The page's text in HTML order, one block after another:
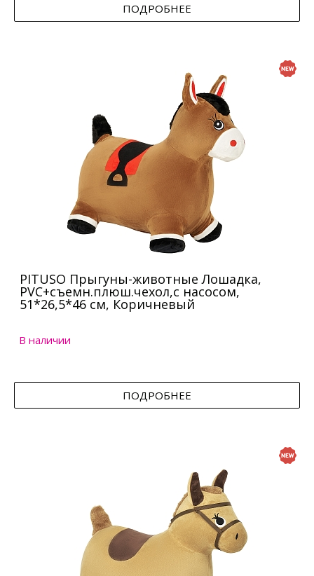
ПОДРОБНЕЕ
PITUSO Прыгуны-животные Лошадка,
PVC+съемн.плюш.чехол,с насосом,
51*26,5*46 см, Коричневый
В наличии
ПОДРОБНЕЕ